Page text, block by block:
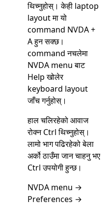
थिच्नुहोस्। केही laptop
layout मा यो
command NVDA +
A हुन सक्छ।
command नचलेमा
NVDA menu बाट
Help खोलेर
keyboard layout
जाँच गर्नुहोस्।
हाल चलिरहेको आवाज
रोक्न Ctrl थिच्नुहोस्।
लामो भाग पढिरहेको बेला
अर्को ठाउँमा जान चाहनु भए
Ctrl उपयोगी हुन्छ।
NVDA menu →
Preferences →